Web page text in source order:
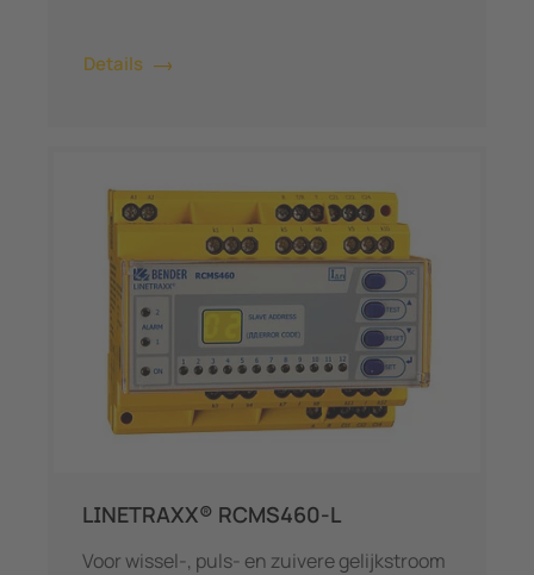
Details
LINETRAXX® RCMS460-L
Voor wissel-, puls- en zuivere gelijkstroom